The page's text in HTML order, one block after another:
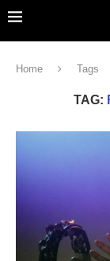
Home Tags
TAG: